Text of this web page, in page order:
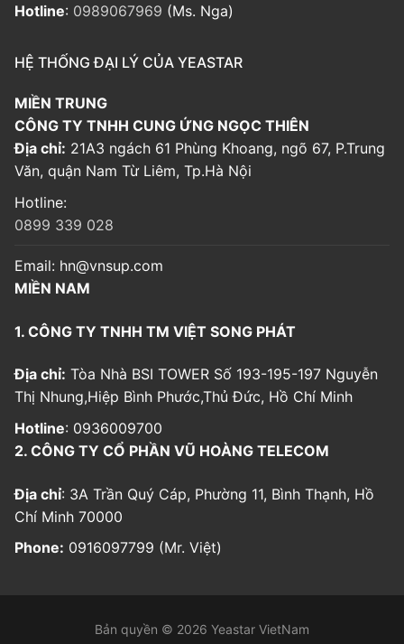
Hotline: 0989067969 (Ms. Nga)
HỆ THỐNG ĐẠI LÝ CỦA YEASTAR
MIỀN TRUNG
CÔNG TY TNHH CUNG ỨNG NGỌC THIÊN
Địa chỉ: 21A3 ngách 61 Phùng Khoang, ngõ 67, P.Trung
Văn, quận Nam Từ Liêm, Tp.Hà Nội
Hotline:
0899 339 028
Email: hn@vnsup.com
MIỀN NAM
1. CÔNG TY TNHH TM VIỆT SONG PHÁT
Địa chỉ: Tòa Nhà BSI TOWER Số 193-195-197 Nguyễn
Thị Nhung,Hiệp Bình Phước,Thủ Đức, Hồ Chí Minh
Hotline: 0936009700
2. CÔNG TY CỔ PHẦN VŨ HOÀNG TELECOM
Địa chỉ: 3A Trần Quý Cáp, Phường 11, Bình Thạnh, Hồ
Chí Minh 70000
Phone: 0916097799 (Mr. Việt)
Bản quyền © 2026 Yeastar VietNam